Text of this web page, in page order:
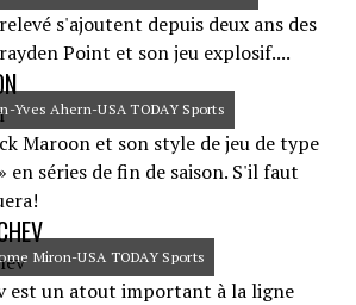
s'ajoutent depuis deux ans des
Point et son jeu explosif....
Yves Ahern-USA TODAY Sports
Maroon et son style de jeu de type
en séries de fin de saison. S'il faut
Miron-USA TODAY Sports
est un atout important à la ligne